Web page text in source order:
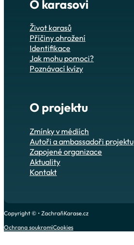
O karasovi
Život karasů
Příčiny ohrožení
Identifikace
Jak mohu pomoci?
Poznávací kvízy
O projektu
Zmínky v médiích
Autoři a ambassadoři projektu
Zapojené organizace
Aktuality
Kontakt
Copyright © • ZachraňKarase.cz
Ochrana soukromíCookies